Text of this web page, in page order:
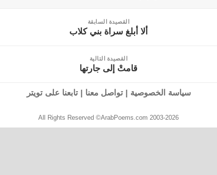
القصيدة السابقة
ألا أبلغ سراة بني كلاب
القصيدة التالية
قامتْ إلى جارتها
سياسة الخصوصية |تواصل معنا |تابعنا على تويتر
All Rights Reserved ©ArabPoems.com 2003-2026